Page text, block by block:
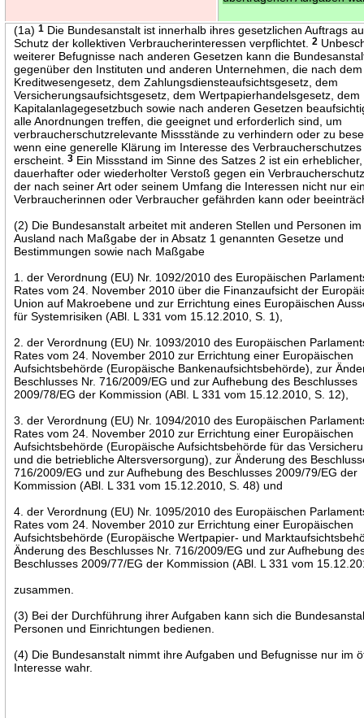
(1a)1 Die Bundesanstalt ist innerhalb ihres gesetzlichen Auftrags
Schutz der kollektiven Verbraucherinteressen verpflichtet.2
weiterer Befugnisse nach anderen Gesetzen kann die
gegenüber den Instituten und anderen Unternehmen, die nach dem
Kreditwesengesetz, dem Zahlungsdiensteaufsichtsgesetz, dem
Versicherungsaufsichtsgesetz, dem Wertpapierhandelsgesetz, dem
Kapitalanlagegesetzbuch sowie nach anderen Gesetzen
alle Anordnungen treffen, die geeignet und erforderlich sind, um
verbraucherschutzrelevante Missstände zu verhindern oder zu
wenn eine generelle Klärung im Interesse des
erscheint.3 Ein Missstand im Sinne des Satzes 2 ist ein erheblicher,
dauerhafter oder wiederholter Verstoß gegen ein
der nach seiner Art oder seinem Umfang die Interessen nicht nur
Verbraucherinnen oder Verbraucher gefährden kann oder
(2) Die Bundesanstalt arbeitet mit anderen Stellen und Personen
Ausland nach Maßgabe der in Absatz 1 genannten Gesetze und
Bestimmungen sowie nach Maßgabe
1. der Verordnung (EU) Nr. 1092/2010 des Europäischen
Rates vom 24. November 2010 über die Finanzaufsicht der
Union auf Makroebene und zur Errichtung eines Europäischen
für Systemrisiken (ABl. L 331 vom 15.12.2010, S. 1),
2. der Verordnung (EU) Nr. 1093/2010 des Europäischen
Rates vom 24. November 2010 zur Errichtung einer Europäischen
Aufsichtsbehörde (Europäische Bankenaufsichtsbehörde), zur
Beschlusses Nr. 716/2009/EG und zur Aufhebung des Beschlusses
2009/78/EG der Kommission (ABl. L 331 vom 15.12.2010, S. 12),
3. der Verordnung (EU) Nr. 1094/2010 des Europäischen
Rates vom 24. November 2010 zur Errichtung einer Europäischen
Aufsichtsbehörde (Europäische Aufsichtsbehörde für das
und die betriebliche Altersversorgung), zur Änderung des
716/2009/EG und zur Aufhebung des Beschlusses 2009/79/EG der
Kommission (ABl. L 331 vom 15.12.2010, S. 48) und
4. der Verordnung (EU) Nr. 1095/2010 des Europäischen
Rates vom 24. November 2010 zur Errichtung einer Europäischen
Aufsichtsbehörde (Europäische Wertpapier- und
Änderung des Beschlusses Nr. 716/2009/EG und zur Aufhebung
Beschlusses 2009/77/EG der Kommission (ABl. L 331 vom
zusammen.
(3) Bei der Durchführung ihrer Aufgaben kann sich die
Personen und Einrichtungen bedienen.
(4) Die Bundesanstalt nimmt ihre Aufgaben und Befugnisse nur im
Interesse wahr.